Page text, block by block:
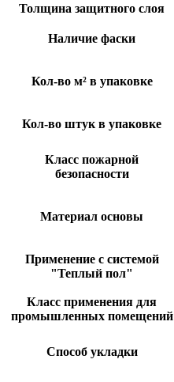
Толщина защитного слоя
Наличие фаски
Кол-во м² в упаковке
Кол-во штук в упаковке
Класс пожарной
безопасности
Материал основы
Применение с системой
"Теплый пол"
Класс применения для
промышленных помещений
Способ укладки